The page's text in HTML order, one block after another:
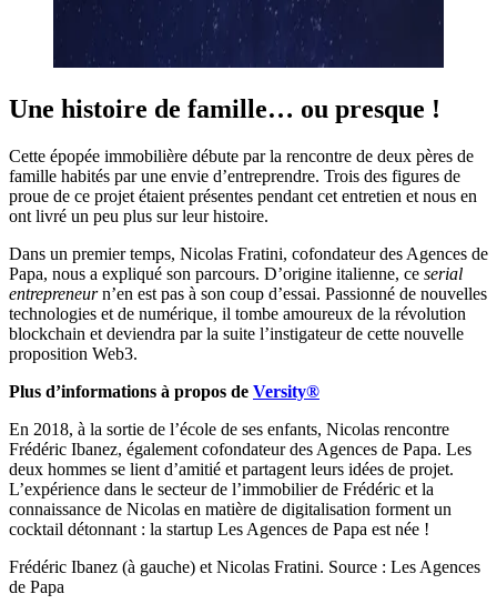
Une histoire de famille… ou presque !
Cette épopée immobilière débute par la rencontre de deux pères de
famille habités par une envie d’entreprendre. Trois des figures de
proue de ce projet étaient présentes pendant cet entretien et nous en
ont livré un peu plus sur leur histoire.
Dans un premier temps, Nicolas Fratini, cofondateur des Agences de
Papa, nous a expliqué son parcours. D’origine italienne, ce serial
entrepreneurn’en est pas à son coup d’essai. Passionné de nouvelles
technologies et de numérique, il tombe amoureux de la révolution
blockchain et deviendra par la suite l’instigateur de cette nouvelle
proposition Web3.
Plus d’informations à propos de Versity®
En 2018, à la sortie de l’école de ses enfants, Nicolas rencontre
Frédéric Ibanez, également cofondateur des Agences de Papa. Les
deux hommes se lient d’amitié et partagent leurs idées de projet.
L’expérience dans le secteur de l’immobilier de Frédéric et la
connaissance de Nicolas en matière de digitalisation forment un
cocktail détonnant : la startup Les Agences de Papa est née !
Frédéric Ibanez (à gauche) et Nicolas Fratini. Source : Les Agences
de Papa